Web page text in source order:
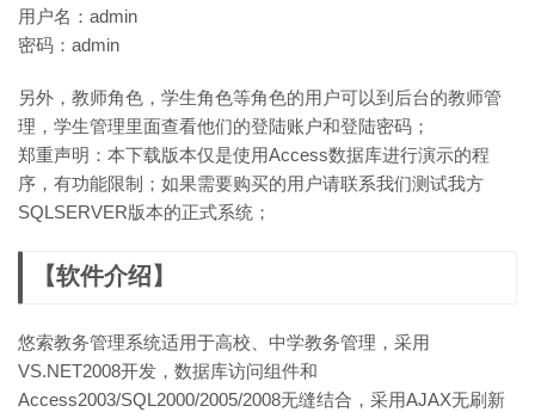
用户名：admin
密码：admin
另外，教师角色，学生角色等角色的用户可以到后台的教师管
理，学生管理里面查看他们的登陆账户和登陆密码；
郑重声明：本下载版本仅是使用Access数据库进行演示的程
序，有功能限制；如果需要购买的用户请联系我们测试我方
SQLSERVER版本的正式系统；
【软件介绍】
悠索教务管理系统适用于高校、中学教务管理，采用
VS.NET2008开发，数据库访问组件和
Access2003/SQL2000/2005/2008无缝结合，采用AJAX无刷新